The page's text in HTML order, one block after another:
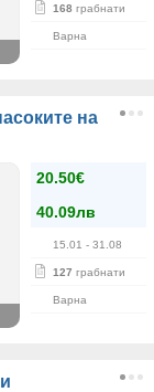
168 грабнати
Варна
на
20.50€
40.09лв
15.01 - 31.08
127 грабнати
Варна